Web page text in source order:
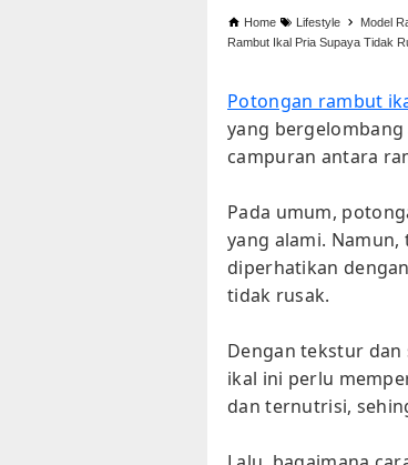
Home Lifestyle Model
Rambut Ikal Pria Supaya Tidak
Potongan rambut
yang
campuran antara
Pada umum,
yang alami.
diperhatikan
tidak rusak.
Dengan tekstur
ikal ini perlu
dan ternutrisi,